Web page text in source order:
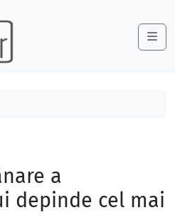
a
depinde cel mai